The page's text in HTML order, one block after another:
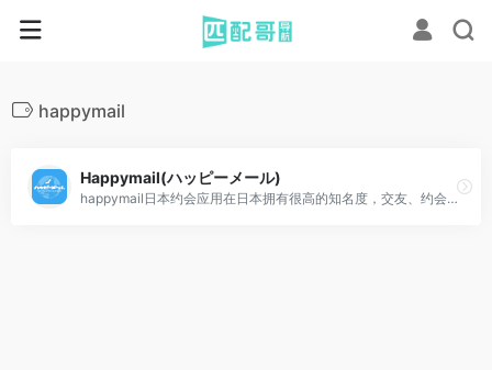
happymail
Happymail(ハッピーメール)
happymail日本约会应用在日本拥有很高的知名度，交友、约会首选，会员量达3000万。